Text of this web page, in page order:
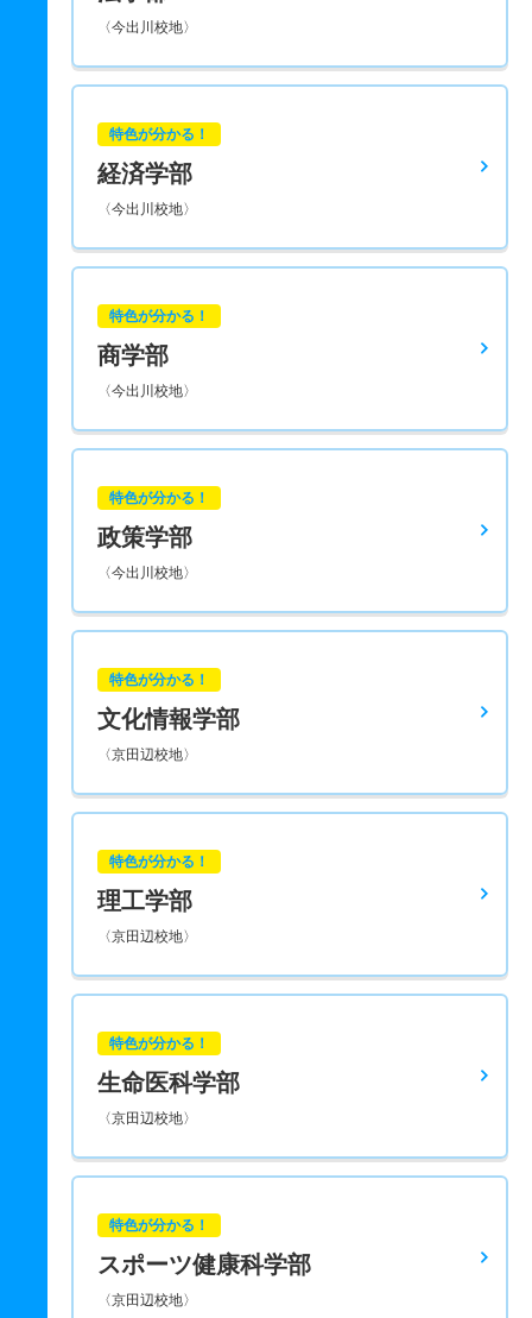
〈今出川校地〉
特色が分かる！
経済学部
〈今出川校地〉
特色が分かる！
商学部
〈今出川校地〉
特色が分かる！
政策学部
〈今出川校地〉
特色が分かる！
文化情報学部
〈京田辺校地〉
特色が分かる！
理工学部
〈京田辺校地〉
特色が分かる！
生命医科学部
〈京田辺校地〉
特色が分かる！
スポーツ健康科学部
〈京田辺校地〉